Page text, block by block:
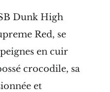
Dunk High
Red, se
en cuir
crocodile, sa
et